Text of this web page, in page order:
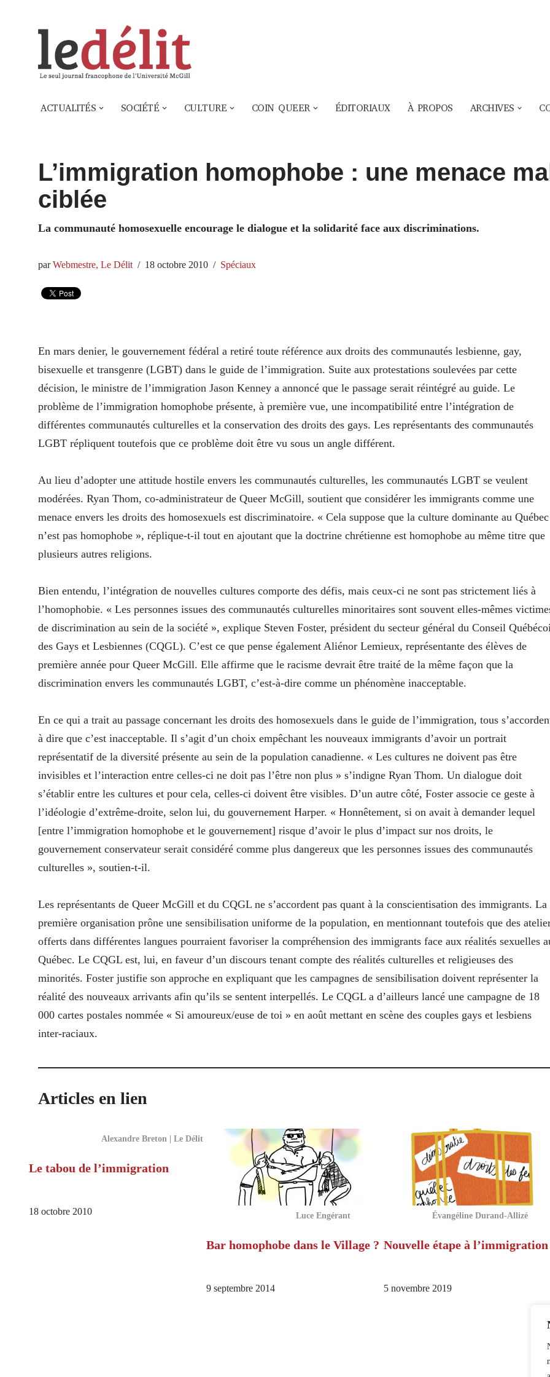
ACTUALITÉS SOCIÉTÉ CULTURE COIN QUEER ÉDITORIAUX À PROPOS ARCHIVES
L’immigration homophobe : une menace
ciblée
La communauté homosexuelle encourage le dialogue et la solidarité face aux discriminations.
parWebmestre, Le Délit 18 octobre 2010 Spéciaux
En mars denier, le gouvernement fédéral a retiré toute référence aux droits des communautés lesbienne, gay,
bisexuelle et transgenre (LGBT) dans le guide de l’immigration. Suite aux protestations soulevées par cette
décision, le ministre de l’immigration Jason Kenney a annoncé que le passage serait réintégré au guide. Le
problème de l’immigration homophobe présente, à première vue, une incompatibilité entre l’intégration de
différentes communautés culturelles et la conservation des droits des gays. Les représentants des communautés
LGBT répliquent toutefois que ce problème doit être vu sous un angle différent.
Au lieu d’adopter une attitude hostile envers les communautés culturelles, les communautés LGBT se veulent
modérées. Ryan Thom, co-administrateur de Queer McGill, soutient que considérer les immigrants comme une
menace envers les droits des homosexuels est discriminatoire. « Cela suppose que la culture dominante au Québec
n’est pas homophobe », réplique-t-il tout en ajoutant que la doctrine chrétienne est homophobe au même titre que
plusieurs autres religions.
Bien entendu, l’intégration de nouvelles cultures comporte des défis, mais ceux-ci ne sont pas strictement liés à
l’homophobie. « Les personnes issues des communautés culturelles minoritaires sont souvent elles-mêmes
de discrimination au sein de la société », explique Steven Foster, président du secteur général du Conseil
des Gays et Lesbiennes (CQGL). C’est ce que pense également Aliénor Lemieux, représentante des élèves de
première année pour Queer McGill. Elle affirme que le racisme devrait être traité de la même façon que la
discrimination envers les communautés LGBT, c’est-à-dire comme un phénomène inacceptable.
En ce qui a trait au passage concernant les droits des homosexuels dans le guide de l’immigration, tous
à dire que c’est inacceptable. Il s’agit d’un choix empêchant les nouveaux immigrants d’avoir un portrait
représentatif de la diversité présente au sein de la population canadienne. « Les cultures ne doivent pas être
invisibles et l’interaction entre celles-ci ne doit pas l’être non plus » s’indigne Ryan Thom. Un dialogue doit
s’établir entre les cultures et pour cela, celles-ci doivent être visibles. D’un autre côté, Foster associe ce geste à
l’idéologie d’extrême-droite, selon lui, du gouvernement Harper. « Honnêtement, si on avait à demander lequel
[entre l’immigration homophobe et le gouvernement] risque d’avoir le plus d’impact sur nos droits, le
gouvernement conservateur serait considéré comme plus dangereux que les personnes issues des communautés
culturelles », soutien-t-il.
Les représentants de Queer McGill et du CQGL ne s’accordent pas quant à la conscientisation des immigrants. La
première organisation prône une sensibilisation uniforme de la population, en mentionnant toutefois que des
offerts dans différentes langues pourraient favoriser la compréhension des immigrants face aux réalités sexuelles
Québec. Le CQGL est, lui, en faveur d’un discours tenant compte des réalités culturelles et religieuses des
minorités. Foster justifie son approche en expliquant que les campagnes de sensibilisation doivent représenter la
réalité des nouveaux arrivants afin qu’ils se sentent interpellés. Le CQGL a d’ailleurs lancé une campagne de 18
000 cartes postales nommée « Si amoureux/euse de toi » en août mettant en scène des couples gays et lesbiens
inter-raciaux.
Articles en lien
Alexandre Breton | Le Délit
Le tabou de l’immigration
18 octobre 2010 Luce Engérant
Bar homophobe dans le Village ?
9 septembre 2014
Évangéline Durand-Allizé
Nouvelle étape à l’immigration
5 novembre 2019